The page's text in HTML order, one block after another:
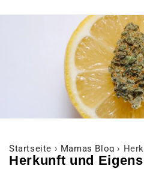
Startseite › Mamas Blog ›
Herkunft und